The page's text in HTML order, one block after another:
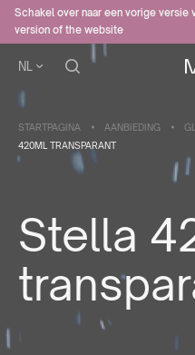
Schakel over naar een vorige
version of the website
NL
STARTPAGINA AANBIEDING
420ML TRANSPARANT
Stella